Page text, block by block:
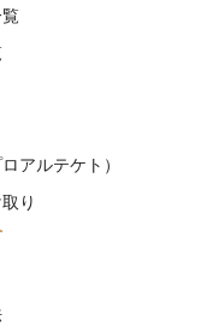
アルテケト）
り